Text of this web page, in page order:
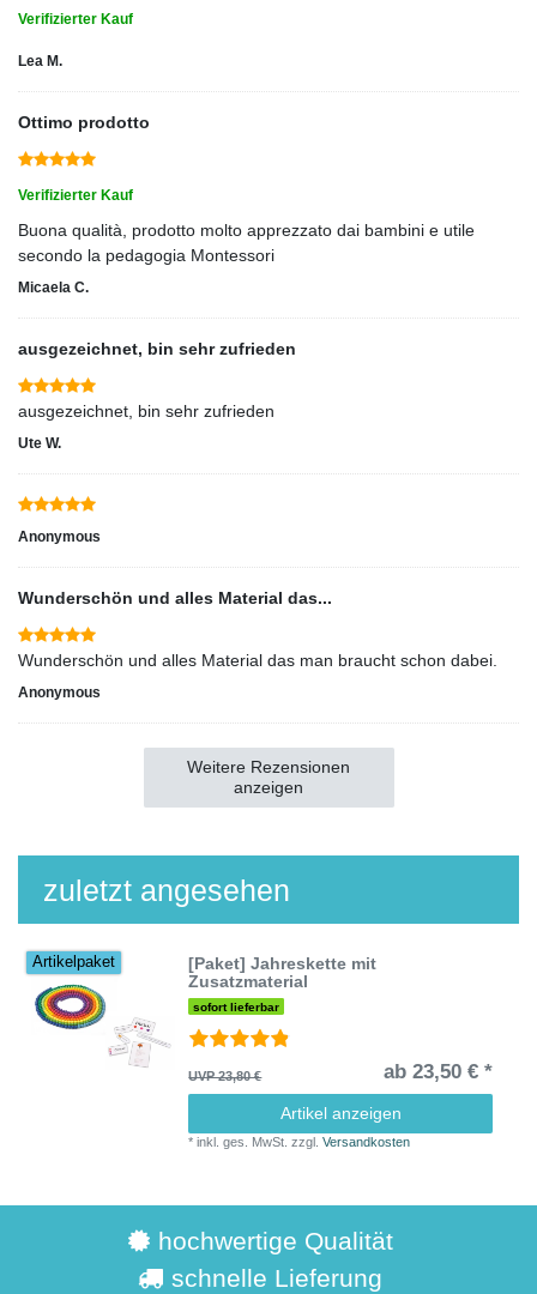
Verifizierter Kauf
Lea M.
Ottimo prodotto
Verifizierter Kauf
Buona qualità, prodotto molto apprezzato dai bambini e utile
secondo la pedagogia Montessori
Micaela C.
ausgezeichnet, bin sehr zufrieden
ausgezeichnet, bin sehr zufrieden
Ute W.
Anonymous
Wunderschön und alles Material das...
Wunderschön und alles Material das man braucht schon dabei.
Anonymous
Weitere Rezensionen
anzeigen
zuletzt angesehen
Artikelpaket
[Paket] Jahreskette mit
Zusatzmaterial
sofort lieferbar
UVP 23,80 € ab 23,50 € *
Artikel anzeigen
*inkl. ges. MwSt. zzgl.Versandkosten
hochwertige Qualität
schnelle Lieferung